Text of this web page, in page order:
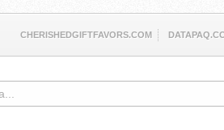
CHERISHEDGIFTFAVORS.COM